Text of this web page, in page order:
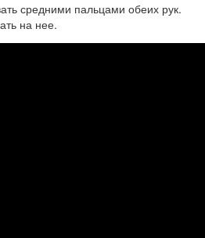
средними пальцами обеих рук.
на нее.